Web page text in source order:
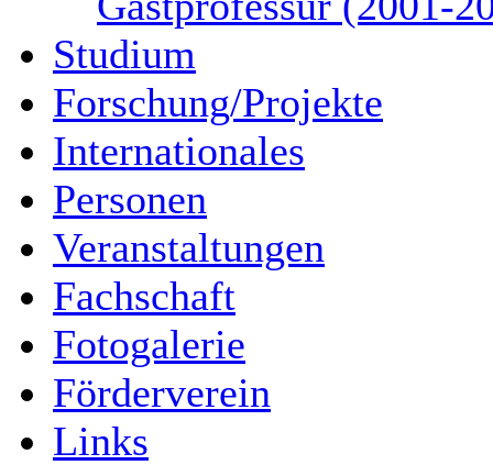
Studium
Forschung/Projekte
Internationales
Personen
Veranstaltungen
Fachschaft
Fotogalerie
Förderverein
Links